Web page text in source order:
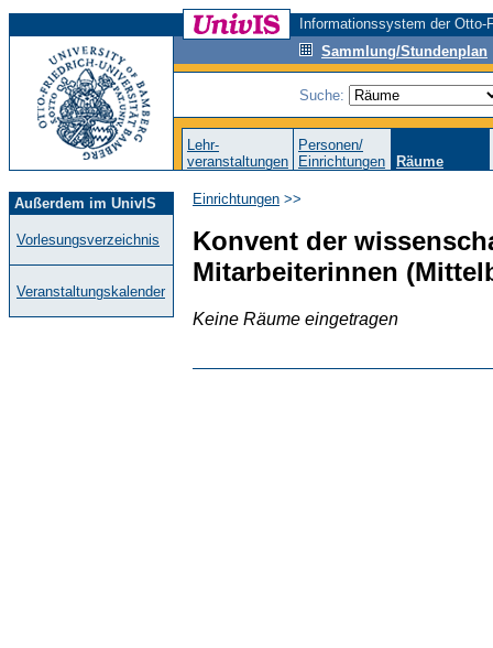
Informationssystem der
Sammlung/Stundenplan
Suche:
Lehr-
veranstaltungen
Personen/
Einrichtungen
Räume
Außerdem im UnivIS
Vorlesungsverzeichnis
Veranstaltungskalender
Einrichtungen >>
Konvent der
Mitarbeiterinnen
Keine Räume eingetragen